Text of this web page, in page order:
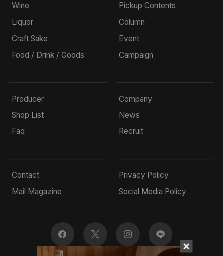
Wine
Liquor
Craft Sake
Food / Drink / Goods
Pickup Contents
Column
Event
Campaign
Producer
Shop List
Faq
Company
News
Recruit
Contact
Mail Magazine
Privacy Policy
Social Media Policy